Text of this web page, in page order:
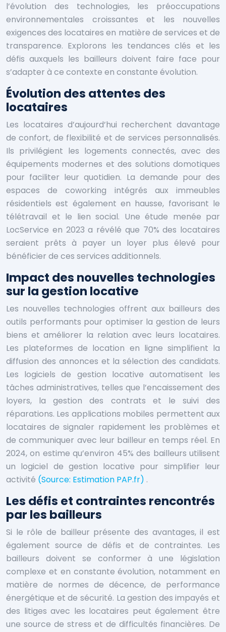
l’évolution des technologies, les préoccupations
environnementales croissantes et les nouvelles
exigences des locataires en matière de services et de
transparence. Explorons les tendances clés et les
défis auxquels les bailleurs doivent faire face pour
s’adapter à ce contexte en constante évolution.
Évolution des attentes des
locataires
Les locataires d’aujourd’hui recherchent davantage
de confort, de flexibilité et de services personnalisés.
Ils privilégient les logements connectés, avec des
équipements modernes et des solutions domotiques
pour faciliter leur quotidien. La demande pour des
espaces de coworking intégrés aux immeubles
résidentiels est également en hausse, favorisant le
télétravail et le lien social. Une étude menée par
LocService en 2023 a révélé que 70% des locataires
seraient prêts à payer un loyer plus élevé pour
bénéficier de ces services additionnels.
Impact des nouvelles technologies
sur la gestion locative
Les nouvelles technologies offrent aux bailleurs des
outils performants pour optimiser la gestion de leurs
biens et améliorer la relation avec leurs locataires.
Les plateformes de location en ligne simplifient la
diffusion des annonces et la sélection des candidats.
Les logiciels de gestion locative automatisent les
tâches administratives, telles que l’encaissement des
loyers, la gestion des contrats et le suivi des
réparations. Les applications mobiles permettent aux
locataires de signaler rapidement les problèmes et
de communiquer avec leur bailleur en temps réel. En
2024, on estime qu’environ 45% des bailleurs utilisent
un logiciel de gestion locative pour simplifier leur
activité (Source: Estimation PAP.fr) .
Les défis et contraintes rencontrés
par les bailleurs
Si le rôle de bailleur présente des avantages, il est
également source de défis et de contraintes. Les
bailleurs doivent se conformer à une législation
complexe et en constante évolution, notamment en
matière de normes de décence, de performance
énergétique et de sécurité. La gestion des impayés et
des litiges avec les locataires peut également être
une source de stress et de difficultés financières. De